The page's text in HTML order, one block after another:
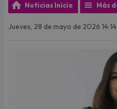
Noticias Inicio Más
Jueves, 28 de mayo de 2026 14:14